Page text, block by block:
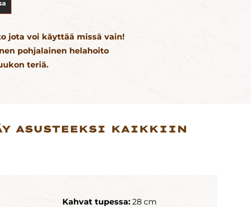
jota voi käyttää missä vain!
pohjalainen helahoito
teriä.
ASUSTEEKSI KAIKKIIN
Kahvat tupessa: 28 cm